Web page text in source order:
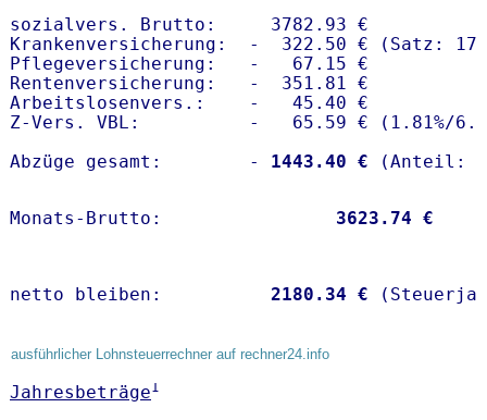
sozialvers. Brutto:     3782.93 €
Krankenversicherung:  -  322.50 € (Satz:
Pflegeversicherung:   -   67.15 €
Rentenversicherung:   -  351.81 €
Arbeitslosenvers.:    -   45.40 €
Z-Vers. VBL:          -   65.59 € ( 1.81%/
Abzüge gesamt:        -
1443.40 €
Monats-Brutto: 3623.74 €
netto bleiben: 2180.34 €
ausführlicher Lohnsteuerrechner auf rechner24.info
Jahresbeträge1